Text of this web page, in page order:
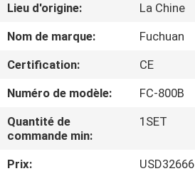
LE
VR
À
PROPOS
DE
Lieu d'origine:
La Chine
Nom de marque:
Fuchuan
Certification:
CE
Numéro de modèle:
FC-800B
Quantité de
commande min:
1SET
Prix:
USD32666